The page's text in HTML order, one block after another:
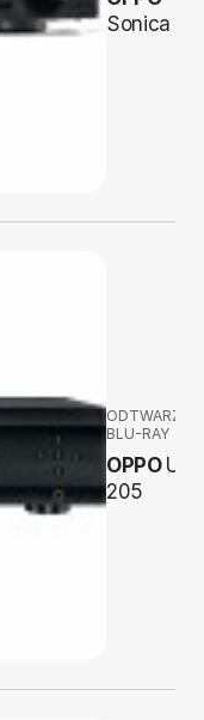
Sonica
BLU-RAY
OPPO
205